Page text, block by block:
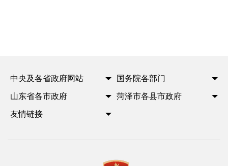
中央及各省政府网站 国务院各部门
山东省各市政府 菏泽市各县市政府
友情链接